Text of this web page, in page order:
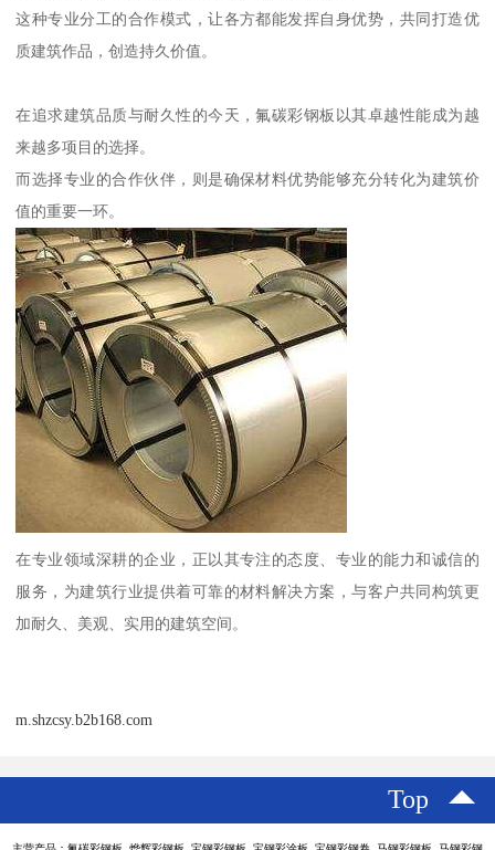
这种专业分工的合作模式，让各方都能发挥自身优势，共同打造优
质建筑作品，创造持久价值。
在追求建筑品质与耐久性的今天，氟碳彩钢板以其卓越性能成为越
来越多项目的选择。
而选择专业的合作伙伴，则是确保材料优势能够充分转化为建筑价
值的重要一环。
在专业领域深耕的企业，正以其专注的态度、专业的能力和诚信的
服务，为建筑行业提供着可靠的材料解决方案，与客户共同构筑更
加耐久、美观、实用的建筑空间。
m.shzcsy.b2b168.com
Top